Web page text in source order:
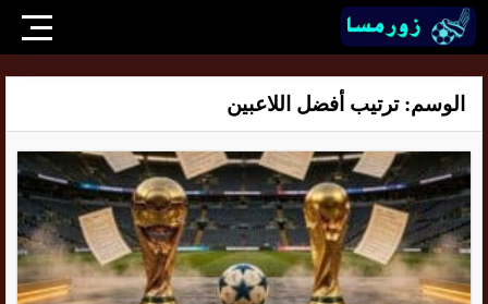
الوسم:ترتيب أفضل اللاعبين